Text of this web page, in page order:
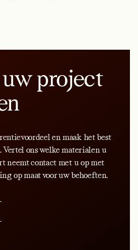
project
en maak het best
ons welke materialen u
neemt contact met u op met
op maat voor uw behoeften.